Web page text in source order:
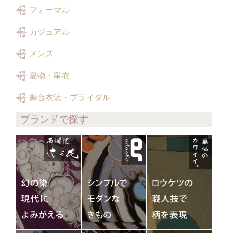
フォーマル
カジュアル
メンズ
夏物・単衣
舞台衣装・ブライダル
ブランドで探す